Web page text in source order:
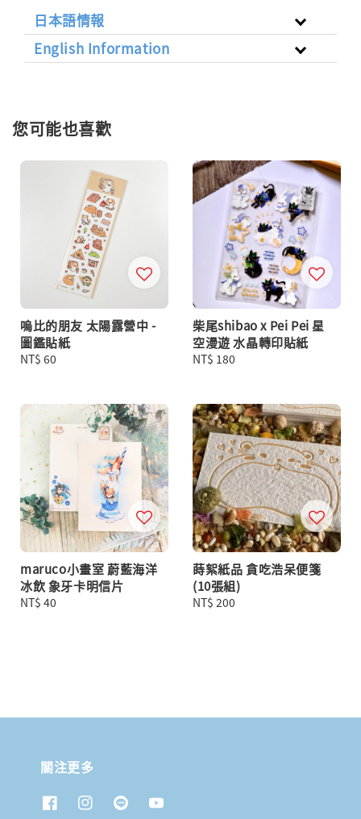
日本語情報
English Information
您可能也喜歡
嗚比的朋友 太陽露營中 -
圖鑑貼紙
Regular
NT$ 60
柴尾shibao x Pei Pei 星
空漫遊 水晶轉印貼紙
Regular
NT$ 180
maruco小畫室 蔚藍海洋
冰飲 象牙卡明信片
Regular
NT$ 40
蒔絮紙品 貪吃浩呆便箋
(10張組)
Regular
NT$ 200
關注更多